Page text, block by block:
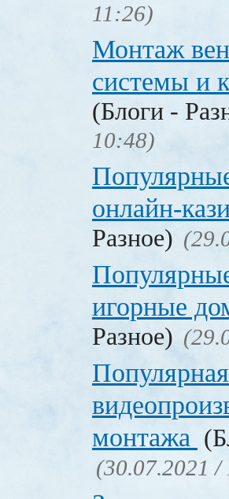
11:26)
Монтаж
системы и
(Блоги -
10:48)
онлайн-
Разное)
игорные
Разное)
монтажа
(30.07.2021 /